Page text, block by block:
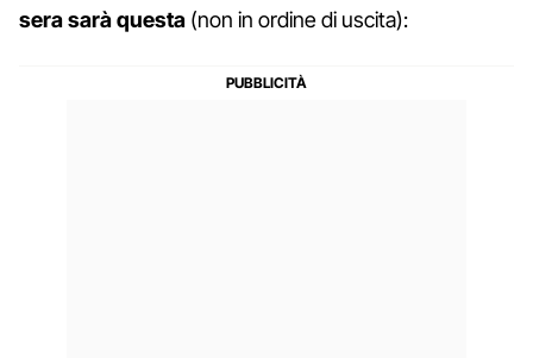
sera sarà questa (non in ordine di uscita):